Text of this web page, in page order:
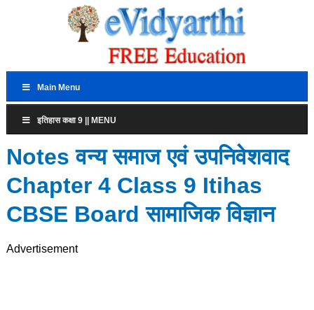
Main Menu
इतिहास कक्षा 9 || MENU
Notes वन्य समाज एवं उपनिवेशवाद
Chapter 4 Class 9 Itihas
CBSE Board सामाजिक विज्ञान
Advertisement